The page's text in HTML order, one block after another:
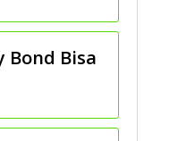
Bond Bisa